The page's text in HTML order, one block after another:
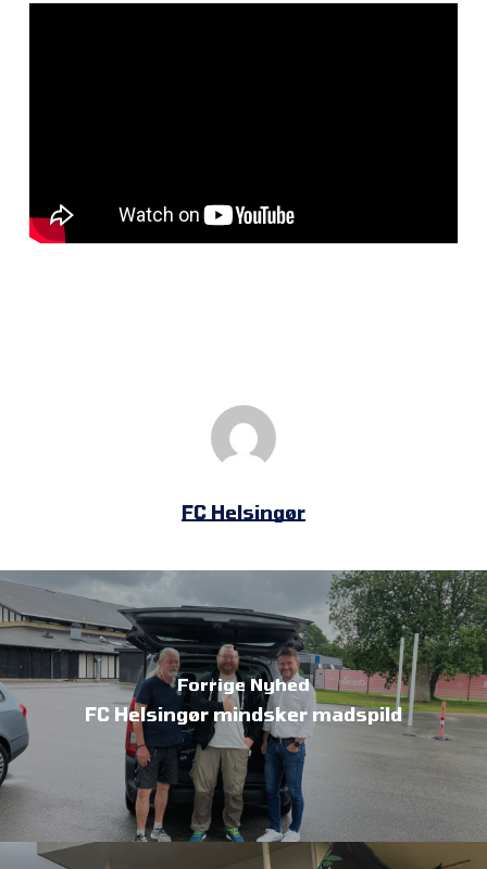
FC Helsingør
Forrige Nyhed
FC Helsingør mindsker madspild